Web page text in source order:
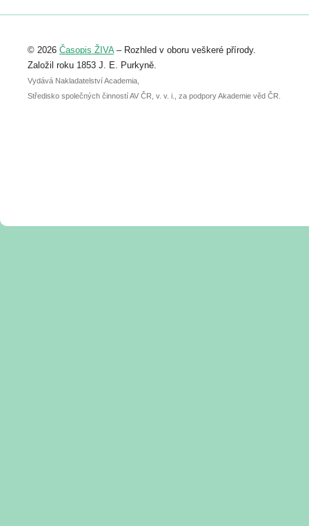
Registrovat se můžete do 6. září.
abstraktu přihlášené přednášky nebo
posteru je už 30. června.
© 2026 Časopis ŽIVA– Rozhled v oboru veškeré přírody.
Založil roku 1853 J. E. Purkyně.
Vydává Nakladatelství Academia,
Středisko společných činností AV ČR, v. v. i., za podpory Akademie věd ČR.